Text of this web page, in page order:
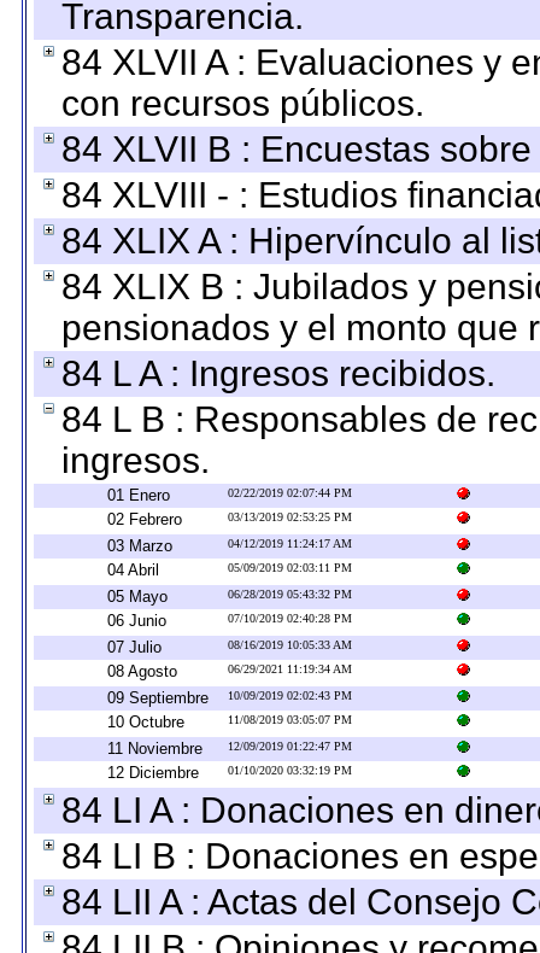
Transparencia.
84 XLVII A : Evaluaciones y
con recursos públicos.
84 XLVII B : Encuestas
84 XLVIII - : Estudios
84 XLIX A : Hipervínculo al
84 XLIX B : Jubilados y
pensionados y el monto que
84 L A : Ingresos recibidos.
84 L B : Responsables de
ingresos.
01 Enero 02/22/2019 02:07:44 PM
02 Febrero 03/13/2019 02:53:25 PM
03 Marzo 04/12/2019 11:24:17 AM
04 Abril 05/09/2019 02:03:11 PM
05 Mayo 06/28/2019 05:43:32 PM
06 Junio 07/10/2019 02:40:28 PM
07 Julio 08/16/2019 10:05:33 AM
08 Agosto 06/29/2021 11:19:34 AM
09 Septiembre 10/09/2019 02:02:43 PM
10 Octubre 11/08/2019 03:05:07 PM
11 Noviembre 12/09/2019 01:22:47 PM
12 Diciembre 01/10/2020 03:32:19 PM
84 LI A : Donaciones en
84 LI B : Donaciones en
84 LII A : Actas del Consejo